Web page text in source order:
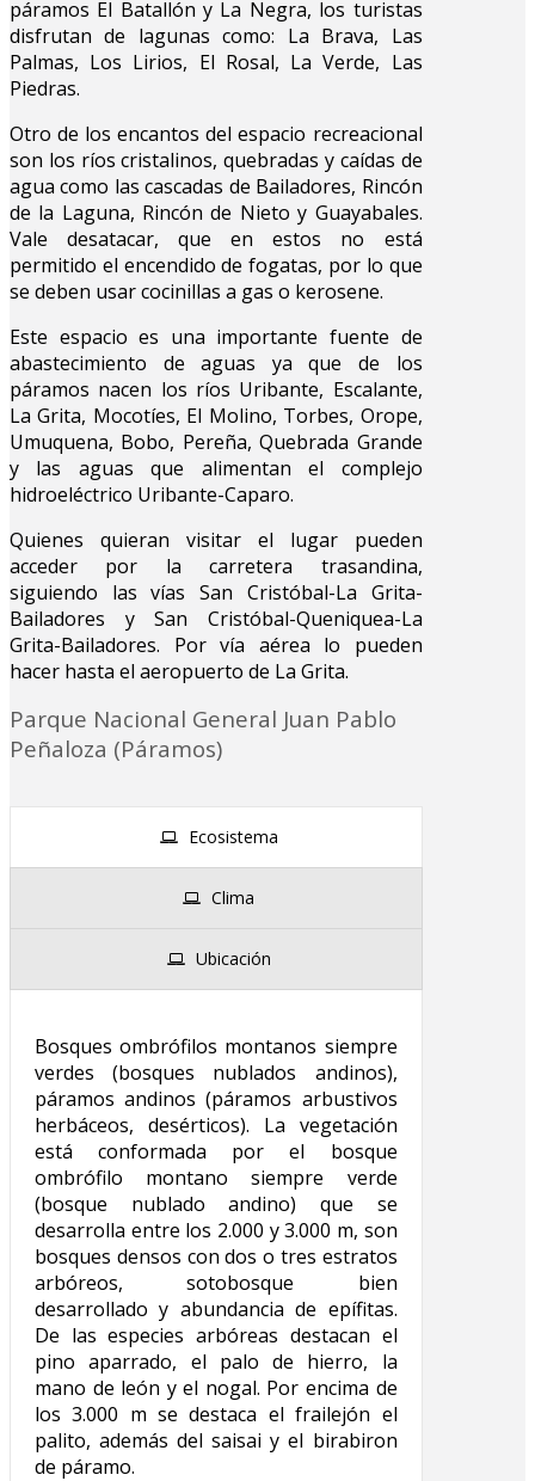
páramos El Batallón y La Negra, los turistas
disfrutan de lagunas como: La Brava, Las
Palmas, Los Lirios, El Rosal, La Verde, Las
Piedras.
Otro de los encantos del espacio recreacional
son los ríos cristalinos, quebradas y caídas de
agua como las cascadas de Bailadores, Rincón
de la Laguna, Rincón de Nieto y Guayabales.
Vale desatacar, que en estos no está
permitido el encendido de fogatas, por lo que
se deben usar cocinillas a gas o kerosene.
Este espacio es una importante fuente de
abastecimiento de aguas ya que de los
páramos nacen los ríos Uribante, Escalante,
La Grita, Mocotíes, El Molino, Torbes, Orope,
Umuquena, Bobo, Pereña, Quebrada Grande
y las aguas que alimentan el complejo
hidroeléctrico Uribante-Caparo.
Quienes quieran visitar el lugar pueden
acceder por la carretera trasandina,
siguiendo las vías San Cristóbal-La Grita-
Bailadores y San Cristóbal-Queniquea-La
Grita-Bailadores. Por vía aérea lo pueden
hacer hasta el aeropuerto de La Grita.
Parque Nacional General Juan Pablo
Peñaloza (Páramos)
Ecosistema
Clima
Ubicación
Bosques ombrófilos montanos siempre
verdes (bosques nublados andinos),
páramos andinos (páramos arbustivos
herbáceos, desérticos). La vegetación
está conformada por el bosque
ombrófilo montano siempre verde
(bosque nublado andino) que se
desarrolla entre los 2.000 y 3.000 m, son
bosques densos con dos o tres estratos
arbóreos, sotobosque bien
desarrollado y abundancia de epífitas.
De las especies arbóreas destacan el
pino aparrado, el palo de hierro, la
mano de león y el nogal. Por encima de
los 3.000 m se destaca el frailejón el
palito, además del saisai y el birabiron
de páramo.